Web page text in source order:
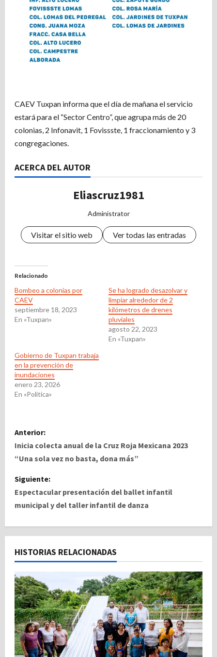
CAEV Tuxpan informa que el día de mañana el servicio
estará para el “Sector Centro”, que agrupa más de 20
colonias, 2 Infonavit, 1 Fovissste, 1 fraccionamiento y 3
congregaciones.
ACERCA DEL AUTOR
Eliascruz1981
Administrator
Visitar el sitio web Ver todas las entradas
Relacionado
Bombeo a colonias por
CAEV
septiembre 18, 2023
En «Tuxpan»
Se ha logrado desazolvar y
limpiar alrededor de 2
kilómetros de drenes
pluviales
agosto 22, 2023
En «Tuxpan»
Gobierno de Tuxpan trabaja
en la prevención de
inundaciones
enero 23, 2026
En «Politica»
N
a
e
g
a
c
i
ó
n
d
e
Anterior:
Inicia colecta anual de la Cruz Roja Mexicana 2023
“Una sola vez no basta, dona más”
Siguiente:
Espectacular presentación del ballet infantil
municipal y del taller infantil de danza
HISTORIAS RELACIONADAS